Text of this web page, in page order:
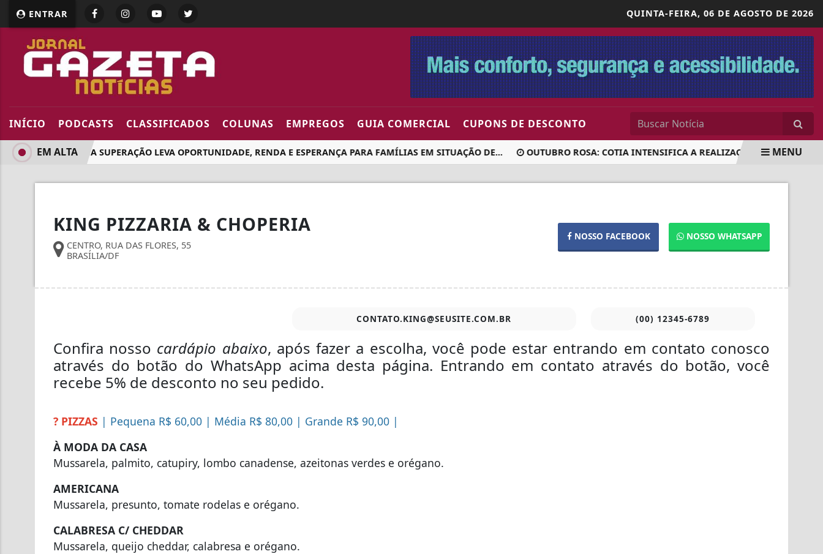
ENTRAR QUINTA-FEIRA, 06 DE AGOSTO DE 2026
INÍCIO PODCASTS CLASSIFICADOS COLUNAS EMPREGOS GUIA COMERCIAL CUPONS DE DESCONTO
PROGRAMA SUPERAÇÃO LEVA OPORTUNIDADE, RENDA E ESPERANÇA PARA FAMÍLIAS EM SITUAÇÃO DE... OUTUBRO ROSA: COTIA INTENSIFICA A REALIZAÇÃO DE EXAMES
EM ALTA MENU
KING PIZZARIA & CHOPERIA
CENTRO, RUA DAS FLORES, 55
BRASÍLIA/DF
NOSSO FACEBOOK NOSSO WHATSAPP
CONTATO.KING@SEUSITE.COM.BR (00) 12345-6789
Confira nosso cardápio abaixo, após fazer a escolha, você pode estar entrando em contato conosco
através do botão do WhatsApp acima desta página. Entrando em contato através do botão, você
recebe 5% de desconto no seu pedido.
? PIZZAS | Pequena R$ 60,00 | Média R$ 80,00 | Grande R$ 90,00 |
À MODA DA CASA
Mussarela, palmito, catupiry, lombo canadense, azeitonas verdes e orégano.
AMERICANA
Mussarela, presunto, tomate rodelas e orégano.
CALABRESA C/ CHEDDAR
Mussarela, queijo cheddar, calabresa e orégano.